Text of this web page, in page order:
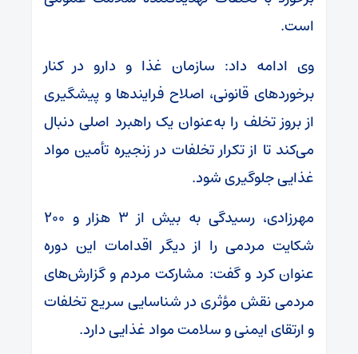
است.
وی ادامه داد: سازمان غذا و دارو در کنار
برخوردهای قانونی، اصلاح فرایندها و پیشگیری
از بروز تخلف را به‌عنوان یک راهبرد اصلی دنبال
می‌کند تا از تکرار تخلفات در زنجیره تأمین مواد
غذایی جلوگیری شود.
مهرزادی، رسیدگی به بیش از ۳ هزار و ۲۰۰
شکایت مردمی را از دیگر اقدامات این دوره
عنوان کرد و گفت: مشارکت مردم و گزارش‌های
مردمی نقش مؤثری در شناسایی سریع تخلفات
و ارتقای ایمنی و سلامت مواد غذایی دارد.